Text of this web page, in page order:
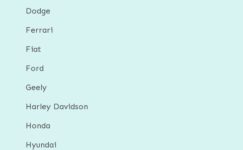
Dodge
Ferrari
Fiat
Ford
Geely
Harley Davidson
Honda
Hyundai